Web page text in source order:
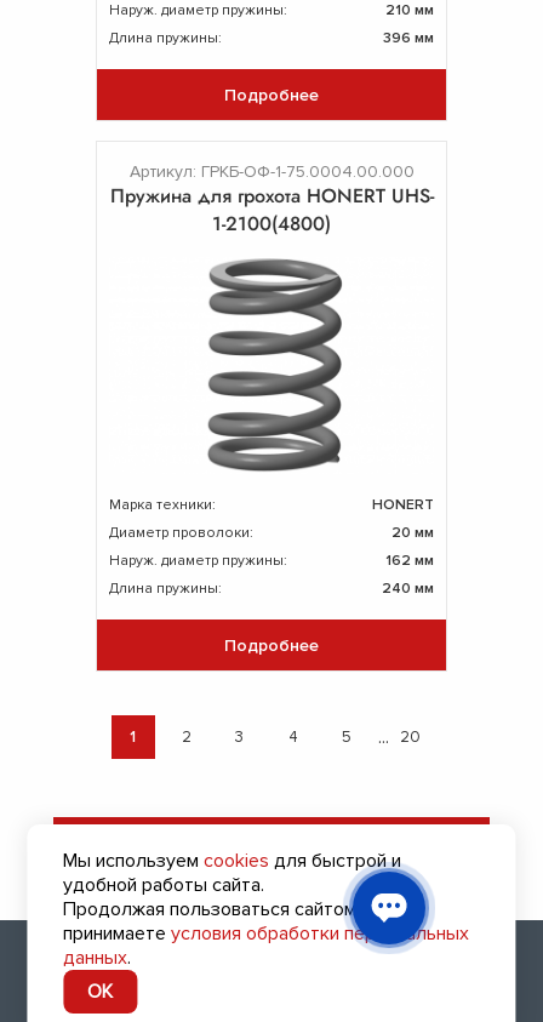
Наруж. диаметр пружины:
210 мм
Длина пружины:
396 мм
Подробнее
Артикул: ГРКБ-ОФ-1-75.0004.00.000
Пружина для грохота HONERT UHS-
1-2100(4800)
Марка техники:
HONERT
Диаметр проволоки:
20 мм
Наруж. диаметр пружины:
162 мм
Длина пружины:
240 мм
Подробнее
1 2 3 4 5 ... 20
на подбор пружин
2010 - 2026 (с) Все права защищены
Мы используемcookies для быстрой и
удобной работы сайта.
Продолжая пользоваться сайтом, вы
принимаетеусловия обработки персональных
данных.
OK